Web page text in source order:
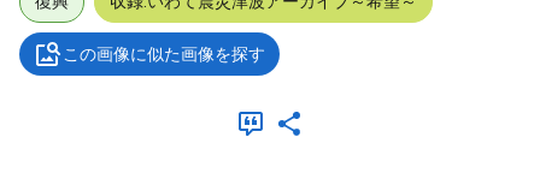
この画像に似た画像を探す